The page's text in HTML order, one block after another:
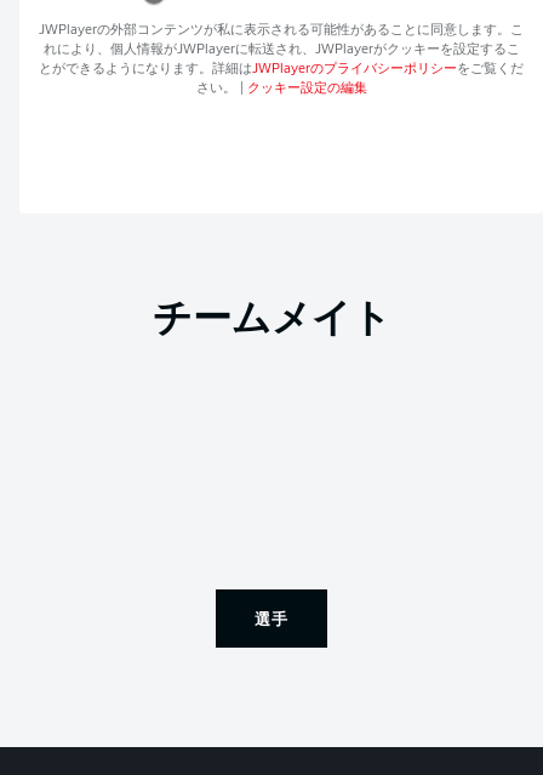
JWPlayerの外部コンテンツが私に表示される可能性があることに同意します。こ
れにより、個人情報がJWPlayerに転送され、 JWPlayerがクッキーを設定するこ
とができるようになります。詳細はJWPlayerのプライバシーポリシーをご覧くだ
さい。
クッキー設定の編集
チームメイト
選手